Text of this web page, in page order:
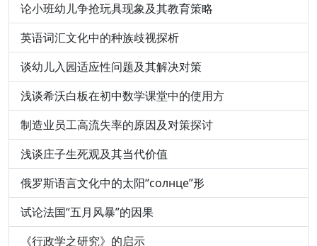
论小班幼儿争抢玩具现象及其教育策略
英语词汇文化中的种族歧视探析
谈幼儿入园适应性问题及其解决对策
浅谈希沃白板在初中数学课堂中的使用方
制造业员工高流失率的原因及对策探讨
浅谈庄子生死观及其当代价值
俄罗斯语言文化中的太阳“солнце”形
试论法国“五月风暴”的因果
《行政学之研究》的启示